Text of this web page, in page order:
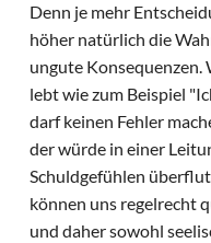
Denn je mehr
höher natürlich die
ungute Konsequenzen.
lebt wie zum Beispiel
darf keinen Fehler
der würde in einer
Schuldgefühlen
können uns regelrecht
und daher sowohl